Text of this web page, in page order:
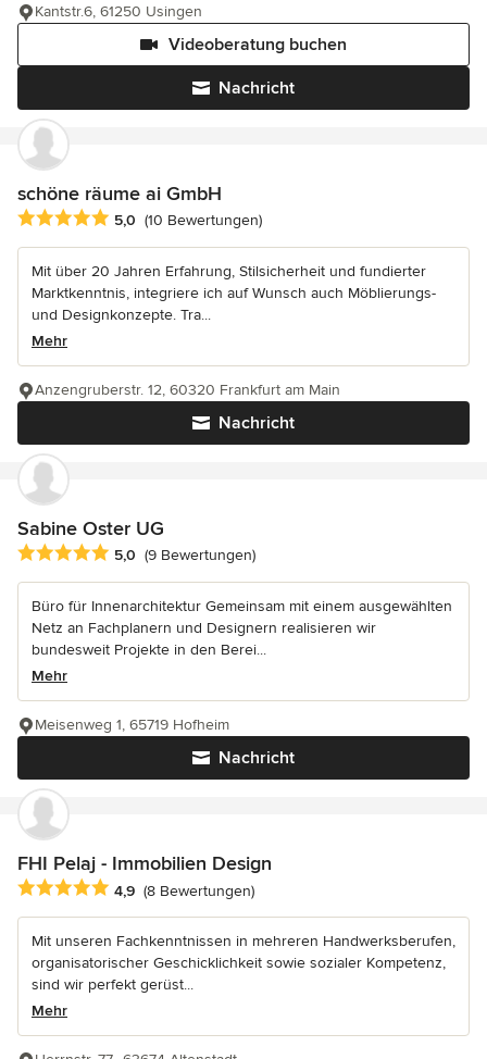
Nachricht
Videoberatung buchen
Kantstr.6, 61250 Usingen
schöne räume ai GmbH
Durchschnittliche Bewertung: 5 von 5 Sternen
5,0 (10 Bewertungen)
Mit über 20 Jahren Erfahrung, Stilsicherheit und fundierter
Marktkenntnis, integriere ich auf Wunsch auch Möblierungs-
und Designkonzepte. Tra...
Mehr
Nachricht
Anzengruberstr. 12, 60320 Frankfurt am Main
Sabine Oster UG
Durchschnittliche Bewertung: 5 von 5 Sternen
5,0 (9 Bewertungen)
Büro für Innenarchitektur Gemeinsam mit einem ausgewählten
Netz an Fachplanern und Designern realisieren wir
bundesweit Projekte in den Berei...
Mehr
Nachricht
Meisenweg 1, 65719 Hofheim
FHI Pelaj - Immobilien Design
Durchschnittliche Bewertung: 4.9 von 5 Sternen
4,9 (8 Bewertungen)
Mit unseren Fachkenntnissen in mehreren Handwerksberufen,
organisatorischer Geschicklichkeit sowie sozialer Kompetenz,
sind wir perfekt gerüst...
Mehr